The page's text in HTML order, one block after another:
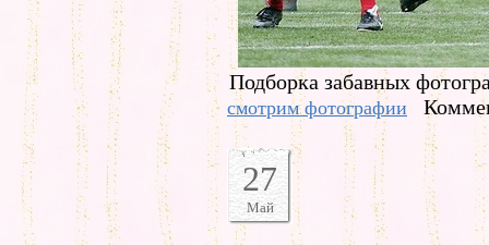
Подборка забавных
смотрим фотографии
27
Май